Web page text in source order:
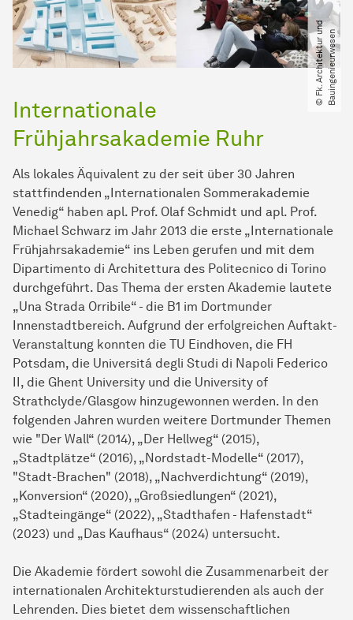
©
F
k.
A
r
c
h
i
t
e
k
t
u
ru
n
d
B
a
u
i
n
g
e
n
i
e
u
r
w
e
s
en
Internationale
Frühjahrsakademie Ruhr
Als lokales Äquivalent zu der seit über 30 Jahren
stattfindenden „Internationalen Sommerakademie
Venedig“ haben apl. Prof. Olaf Schmidt und apl. Prof.
Michael Schwarz im Jahr 2013 die erste „Internationale
Frühjahrsakademie“ ins Leben gerufen und mit dem
Dipartimento di Architettura des Politecnico di Torino
durchgeführt. Das Thema der ersten Akademie lautete
„Una Strada Orribile“ - die B1 im Dortmunder
Innenstadtbereich. Aufgrund der erfolgreichen Auftakt-
Veranstaltung konnten die TU Eindhoven, die FH
Potsdam, die Universitá degli Studi di Napoli Federico
II, die Ghent University und die University of
Strathclyde/Glasgow hinzugewonnen werden. In den
folgenden Jahren wurden weitere Dortmunder Themen
wie "Der Wall“ (2014), „Der Hellweg“ (2015),
„Stadtplätze“ (2016), „Nordstadt-Modelle“ (2017),
"Stadt-Brachen" (2018), „Nachverdichtung“ (2019),
„Konversion“ (2020), „Großsiedlungen“ (2021),
„Stadteingänge“ (2022), „Stadthafen - Hafenstadt“
(2023) und „Das Kaufhaus“ (2024) untersucht.
Die Akademie fördert sowohl die Zusammenarbeit der
internationalen Architekturstudierenden als auch der
Lehrenden. Dies bietet dem wissenschaftlichen